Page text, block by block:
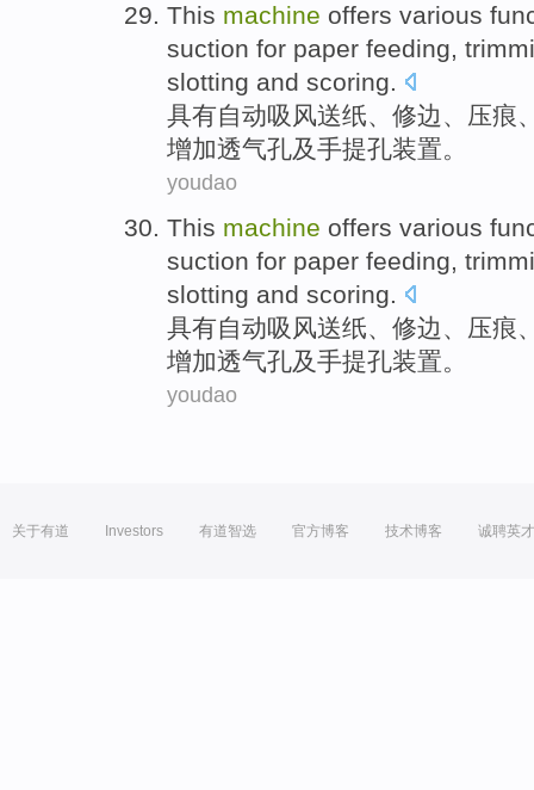
This machine offers various
suction for paper feeding,
slotting and scoring.
具有自动吸 风送纸、 修边 、压痕
增加透气孔及手提孔装置。
youdao
This machine offers various
suction for paper feeding,
slotting and scoring.
具有自动吸 风送纸、 修边 、压痕
增加透气孔及手提孔装置。
youdao
关于有道 Investors 有道智选 官方博客 技术博客 诚聘英才